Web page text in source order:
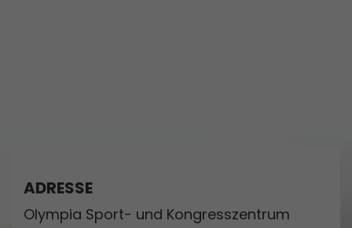
ADRESSE
Olympia Sport- und Kongresszentrum